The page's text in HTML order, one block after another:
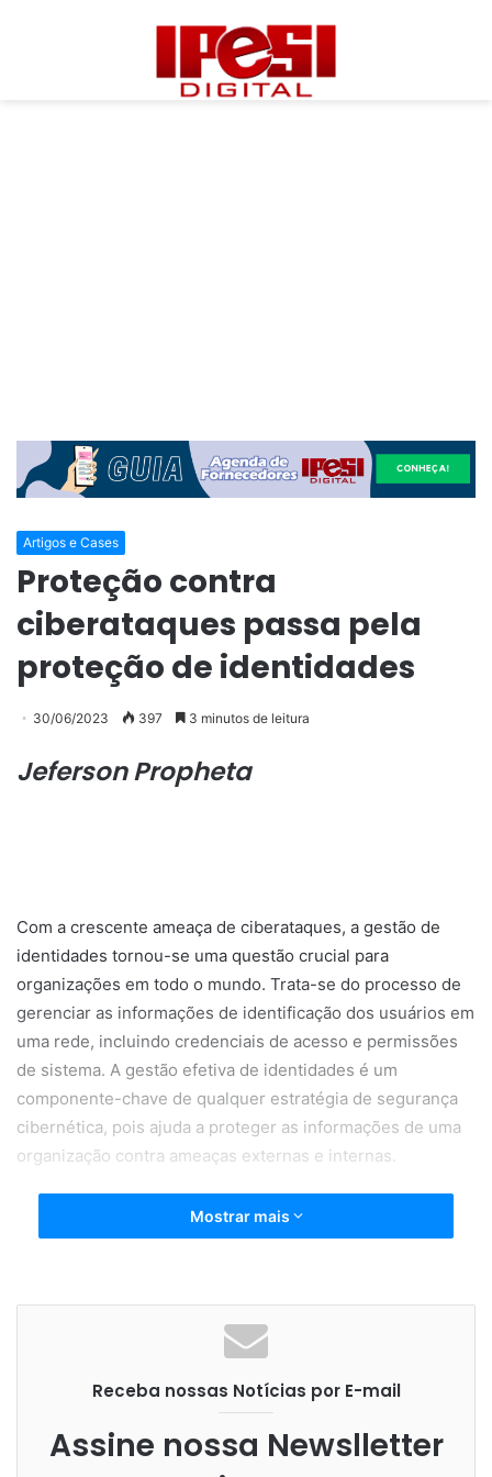
Artigos e Cases
Proteção contra
ciberataques passa pela
proteção de identidades
30/06/2023 397 3 minutos de leitura
Jeferson Propheta
Com a crescente ameaça de ciberataques, a gestão de
identidades tornou-se uma questão crucial para
organizações em todo o mundo. Trata-se do processo de
gerenciar as informações de identificação dos usuários em
uma rede, incluindo credenciais de acesso e permissões
de sistema. A gestão efetiva de identidades é um
componente-chave de qualquer estratégia de segurança
cibernética, pois ajuda a proteger as informações de uma
organização contra ameaças externas e internas.
entrar em uma empresa, mover-se lateralmente, escalar
privilégios e atingir seus objetivos – seja remover o
acesso a contas, encerrar serviços, destruir dados ou
Mostrar mais
Receba nossas Notícias por E-mail
Assine nossa Newslletter